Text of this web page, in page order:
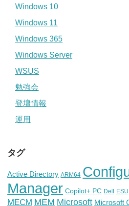
Windows 10
Windows 11
Windows 365
Windows Server
WSUS
勉強会
登壇情報
運用
タグ
Active Directory ARM64
Manager Copilot+ PC Dell ESU
MECM MEM Microsoft Microsoft